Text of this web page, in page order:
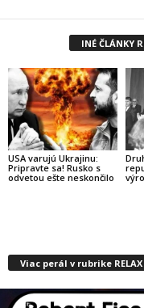
INÉ ČLÁNKY
USA varujú Ukrajinu:
Pripravte sa! Rusko s
odvetou ešte neskončilo
Viac perál v rubrike RELAX